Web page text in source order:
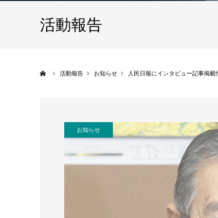
活動報告
活動報告 お知らせ 人民日報にインタビュー記事掲載
お知らせ